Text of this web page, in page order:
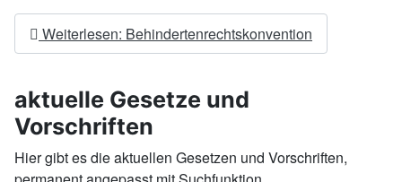
Weiterlesen: Behindertenrechtskonvention
aktuelle Gesetze und
Vorschriften
Hier gibt es die aktuellen Gesetzen und Vorschriften,